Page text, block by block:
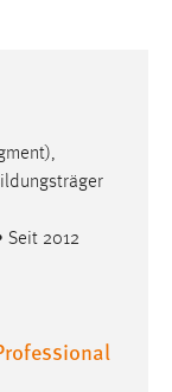
Seit 2012
Cookie